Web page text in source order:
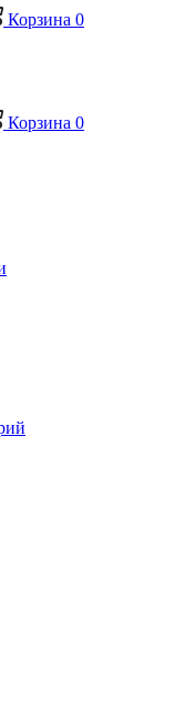
Корзина 0
Корзина 0